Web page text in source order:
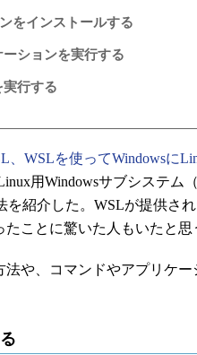
をインストールする
ションを実行する
実行する
、WSLを使ってWindowsに
用Windowsサブシステム
紹介した。WSLが提供さ
ことに驚いた人もいたと思
や、コマンドやアプリケー